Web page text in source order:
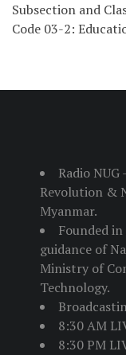
Subsection and
Code 03-2:
Radio
Revolution &
Myanmar.
Founded
guidance of
Ministry of
Technology.
8:30 AM
8:30 PM